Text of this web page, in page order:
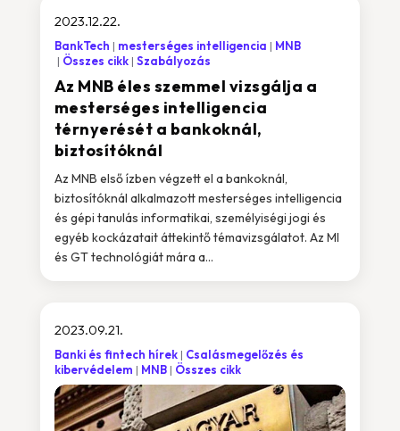
Az MNB éles szemmel vizsgálja a
mesterséges intelligencia
térnyerését a bankoknál,
biztosítóknál
2023.12.22.
BankTech mesterséges intelligencia
MNB
Összes cikk Szabályozás
Az MNB első ízben végzett el a bankoknál,
biztosítóknál alkalmazott mesterséges intelligencia
és gépi tanulás informatikai, személyiségi jogi és
egyéb kockázatait áttekintő témavizsgálatot. Az MI
és GT technológiát mára a...
2023.09.21.
Banki és fintech hírek
Csalásmegelőzés és
kibervédelem
MNB Összes cikk